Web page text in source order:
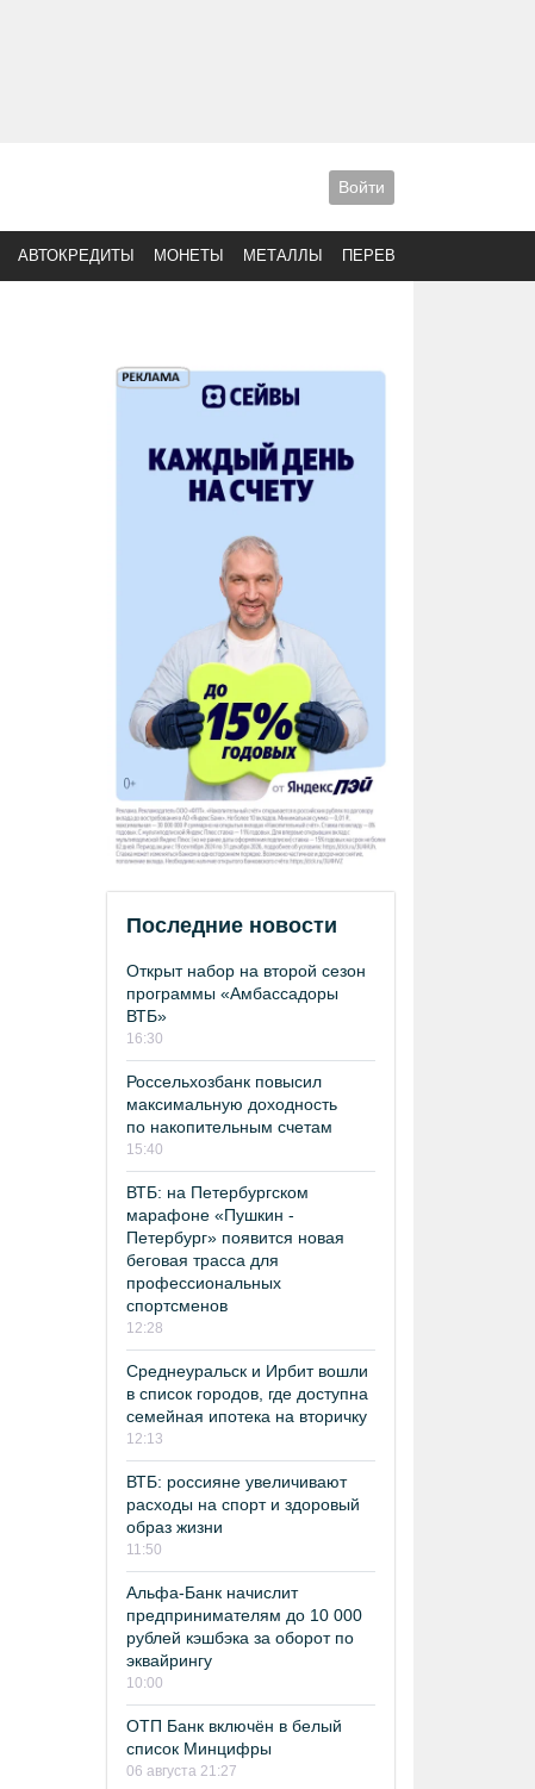
Войти
АВТОКРЕДИТЫ МОНЕТЫ МЕТАЛЛЫ ПЕРЕВОДЫ
Последние новости
Открыт набор на второй сезон
программы «Амбассадоры
ВТБ»
16:30
Россельхозбанк повысил
максимальную доходность
по накопительным счетам
15:40
ВТБ: на Петербургском
марафоне «Пушкин -
Петербург» появится новая
беговая трасса для
профессиональных
спортсменов
12:28
Среднеуральск и Ирбит вошли
в список городов, где доступна
семейная ипотека на вторичку
12:13
ВТБ: россияне увеличивают
расходы на спорт и здоровый
образ жизни
11:50
Альфа-Банк начислит
предпринимателям до 10 000
рублей кэшбэка за оборот по
эквайрингу
10:00
ОТП Банк включён в белый
список Минцифры
06 августа 21:27